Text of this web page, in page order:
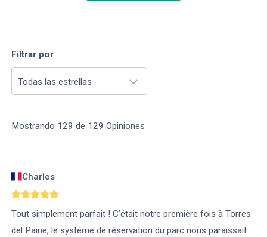
Filtrar por
Todas las estrellas
Mostrando 129 de 129 Opiniones
Charles
Tout simplement parfait ! C’était notre première fois à Torres
del Paine, le système de réservation du parc nous paraissait